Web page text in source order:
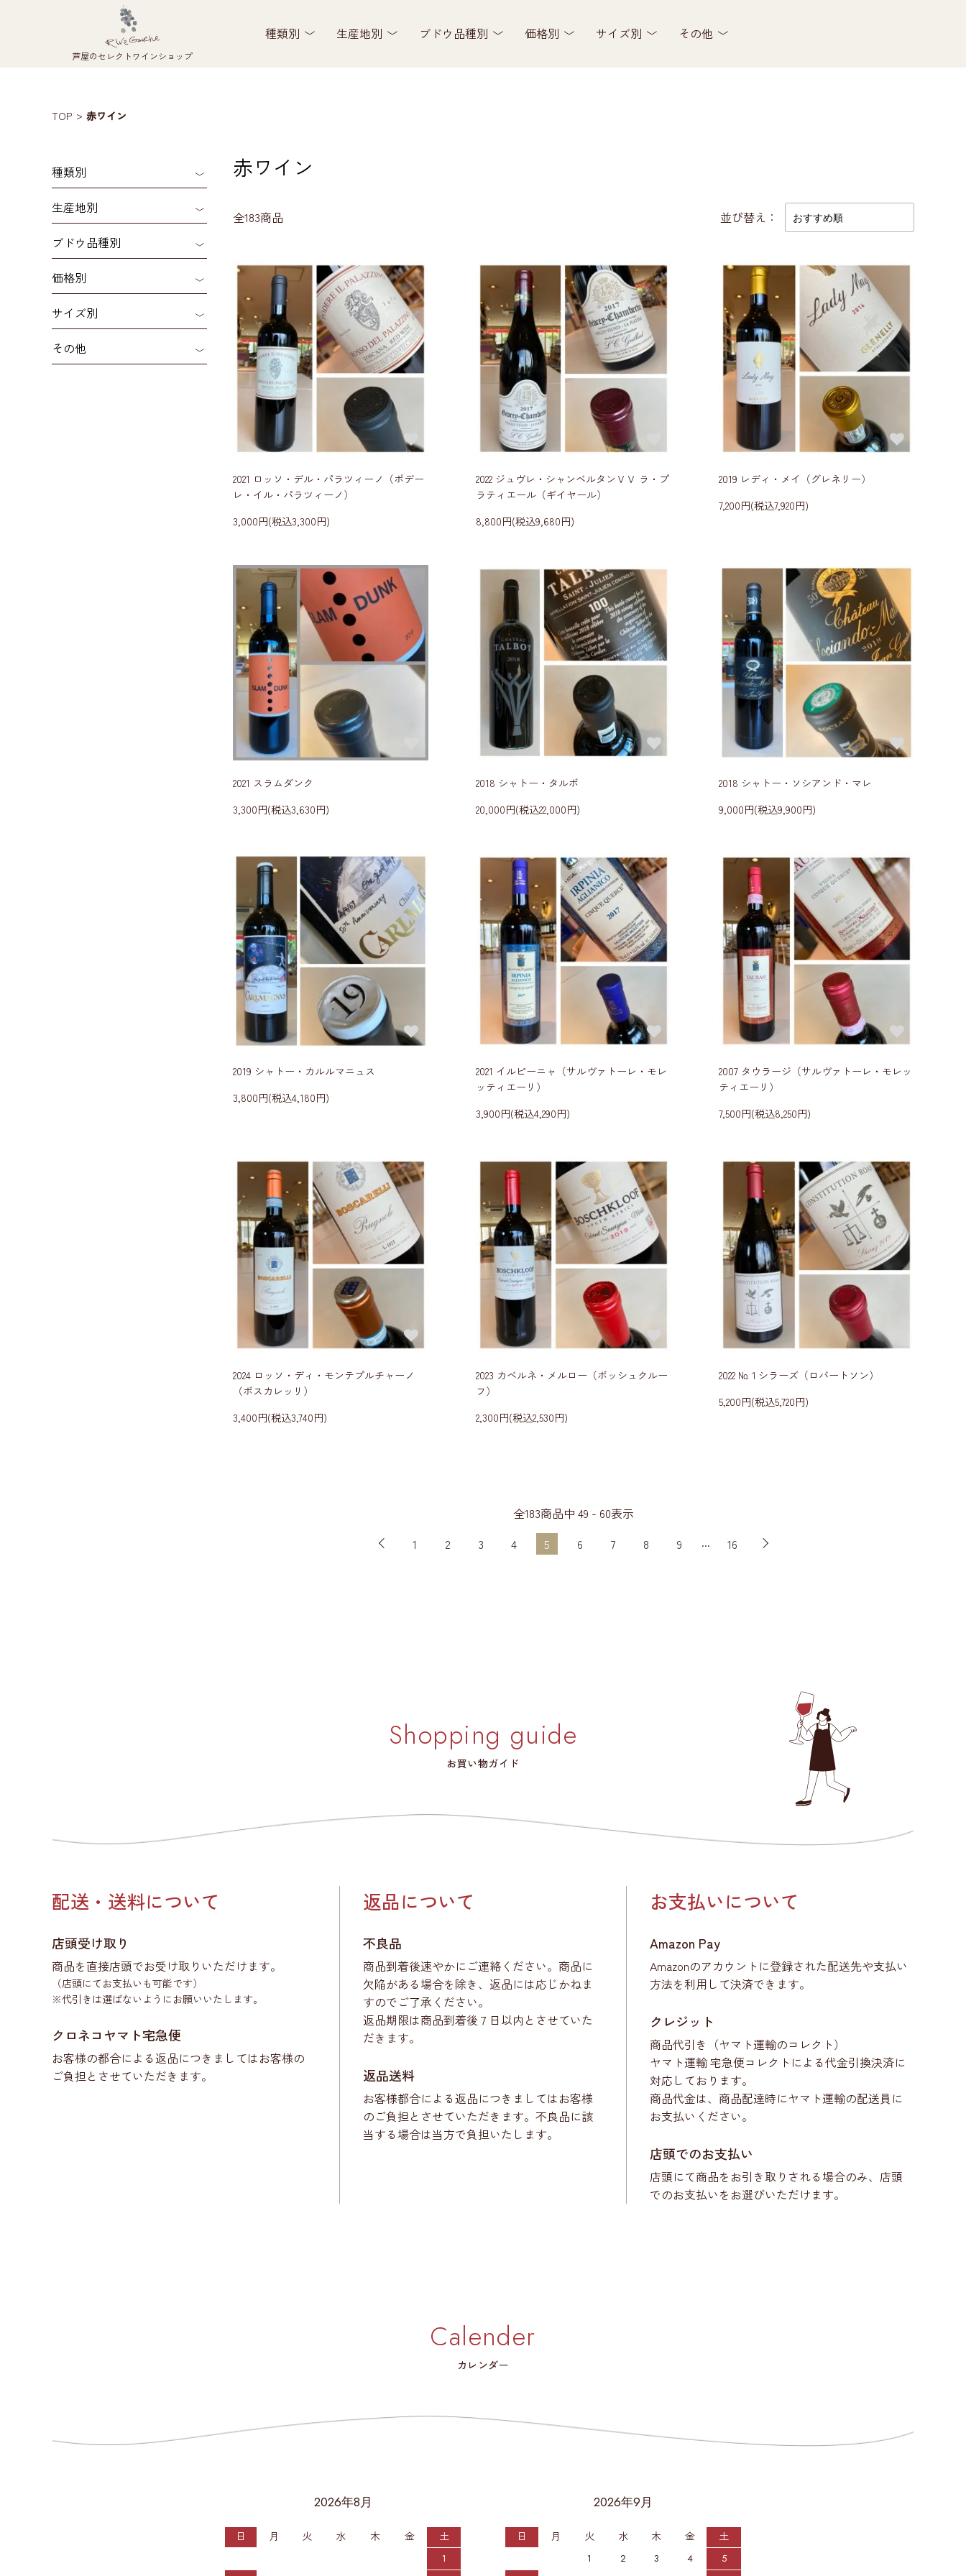
芦屋のセレクトワインショップ
種類別 生産地別 ブドウ品種別 価格別 サイズ別 その他
TOP 赤ワイン
赤ワイン
全183商品 並び替え：
2021 ロッソ・デル・パラツィーノ（ポデー
レ・イル・パラツィーノ）
3,000円(税込3,300円)
2022 ジュヴレ・シャンベルタンＶＶ ラ・プ
ラティエール（ギイヤール）
8,800円(税込9,680円)
2019 レディ・メイ（グレネリー）
7,200円(税込7,920円)
2021 スラムダンク
3,300円(税込3,630円)
2018 シャトー・タルボ
20,000円(税込22,000円)
2018 シャトー・ソシアンド・マレ
9,000円(税込9,900円)
2019 シャトー・カルルマニュス
3,800円(税込4,180円)
2021 イルピーニャ（サルヴァトーレ・モレ
ッティエーリ）
3,900円(税込4,290円)
2007 タウラージ（サルヴァトーレ・モレッ
ティエーリ）
7,500円(税込8,250円)
2024 ロッソ・ディ・モンテプルチャーノ
（ボスカレッリ）
3,400円(税込3,740円)
2023 カベルネ・メルロー（ボッシュクルー
フ）
2,300円(税込2,530円)
2022 №１シラーズ（ロバートソン）
5,200円(税込5,720円)
全183商品中 49 - 60表示
1
2 3 4 5 6 7 8 9 ... 16
種類別
生産地別
ブドウ品種別
価格別
サイズ別
その他
Shopping guide
お買い物ガイド
配送・送料について
店頭受け取り
商品を直接店頭でお受け取りいただけます。
（店頭にてお支払いも可能です）
※代引きは選ばないようにお願いいたします。
クロネコヤマト宅急便
お客様の都合による返品につきましてはお客様の
ご負担とさせていただきます。
返品について
不良品
商品到着後速やかにご連絡ください。商品に
欠陥がある場合を除き、返品には応じかねま
すのでご了承ください。
返品期限は商品到着後７日以内とさせていた
だきます。
返品送料
お客様都合による返品につきましてはお客様
のご負担とさせていただきます。不良品に該
当する場合は当方で負担いたします。
お支払いについて
Amazon Pay
Amazonのアカウントに登録された配送先や支払い
方法を利用して決済できます。
クレジット
商品代引き（ヤマト運輸のコレクト）
ヤマト運輸 宅急便コレクトによる代金引換決済に
対応しております。
商品代金は、商品配達時にヤマト運輸の配送員に
お支払いください。
店頭でのお支払い
店頭にて商品をお引き取りされる場合のみ、店頭
でのお支払いをお選びいただけます。
Calender
カレンダー
2026年8月
日 月 火 水 木 金 土
1
2026年9月
日 月 火 水 木 金 土
1 2 3 4
5